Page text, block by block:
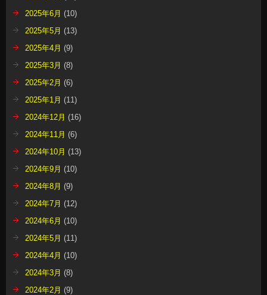
2025年6月 (10)
2025年5月 (13)
2025年4月 (9)
2025年3月 (8)
2025年2月 (6)
2025年1月 (11)
2024年12月 (16)
2024年11月 (6)
2024年10月 (13)
2024年9月 (10)
2024年8月 (9)
2024年7月 (12)
2024年6月 (10)
2024年5月 (11)
2024年4月 (10)
2024年3月 (8)
2024年2月 (9)